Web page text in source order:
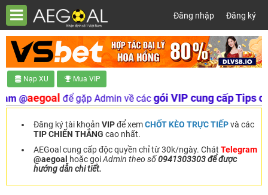
Đăng nhập Đăng ký
Nạp XU Mua VIP
để gặp Admin về cácgói VIP cung cấp Tips chất
Đăng ký tài khoản VIPđể xemCHỐT KÈO TRỰC TIẾPvà các
TIP CHIẾN THẮNG cao nhất.
AEGoal cung cấp độc quyền chỉ từ 30k/ngày. Chát Telegram
@aegoal
hoặc gọiAdmin theo số0941303303 để được
hướng dẫn chi tiết.